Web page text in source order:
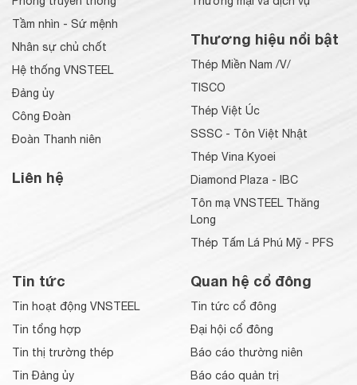
Tầm nhìn - Sứ mệnh
Nhân sự chủ chốt
Hệ thống VNSTEEL
Đảng ủy
Công Đoàn
Đoàn Thanh niên
Liên hệ
Thương hiệu nổi bật
Thép Miền Nam /V/
TISCO
Thép Việt Úc
SSSC - Tôn Việt Nhật
Thép Vina Kyoei
Diamond Plaza - IBC
Tôn mạ VNSTEEL Thăng
Long
Thép Tấm Lá Phú Mỹ - PFS
Tin tức
Tin hoạt động VNSTEEL
Tin tổng hợp
Tin thị trường thép
Tin Đảng ủy
Quan hệ cổ đông
Tin tức cổ đông
Đại hội cổ đông
Báo cáo thường niên
Báo cáo quản trị